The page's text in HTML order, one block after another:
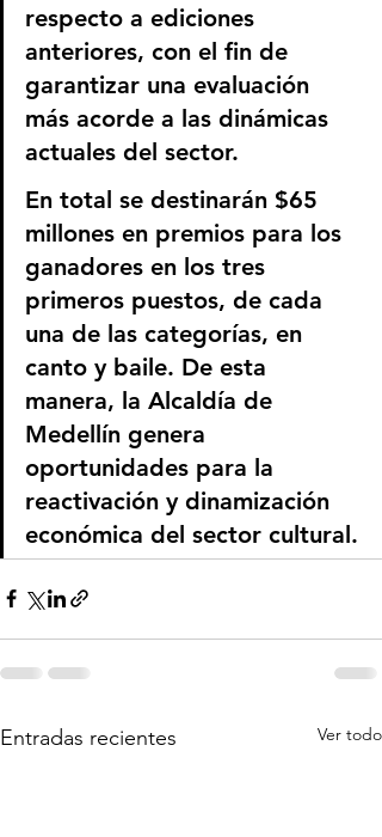
respecto a ediciones
anteriores, con el fin de
garantizar una evaluación
más acorde a las dinámicas
actuales del sector.
En total se destinarán $65
millones en premios para los
ganadores en los tres
primeros puestos, de cada
una de las categorías, en
canto y baile. De esta
manera, la Alcaldía de
Medellín genera
oportunidades para la
reactivación y dinamización
económica del sector cultural.
Entradas recientes Ver todo